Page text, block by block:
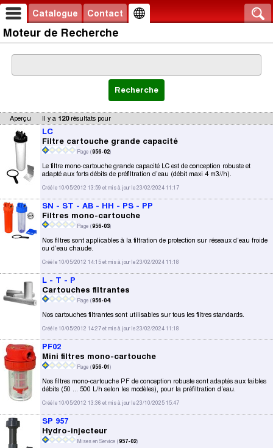
Catalogue Contact
Moteur de Recherche
Aperçu Il y a 120résultats pour
LC
Filtre cartouche grande capacité
Page (956-02)
Le filtre mono-cartouche grande capacité LC est de conception robuste et
adapté aux forts débits de préfiltration d’eau (débit maxi 4 m3//h).
Créé le 10/05/2012 13:59 et mis à jour le 23/02/2024 11:17
SN - ST - AB - HH - PS - PP
Filtres mono-cartouche
Page (956-03)
Nos filtres sont applicables à la filtration de protection sur réseaux d’eau froide
ou d’eau chaude.
Créé le 10/05/2012 14:15 et mis à jour le 23/02/2024 11:18
L - T - P
Cartouches filtrantes
Page (956-04)
Nos cartouches filtrantes sont utilisables sur tous les filtres standards.
Créé le 10/05/2012 14:27 et mis à jour le 23/02/2024 11:18
PF02
Mini filtres mono-cartouche
Page (956-01 )
Nos filtres mono-cartouche PF de conception robuste sont adaptés aux faibles
débits (50 ... 500 L/h selon les modèles), pour la préfiltration d’eau.
Créé le 10/05/2012 13:36 et mis à jour le 23/10/2025 15:47
SP 957
Hydro-injecteur
Mises en Service (957-02)